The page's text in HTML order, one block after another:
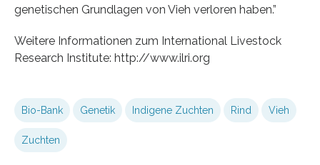
genetischen Grundlagen von Vieh verloren haben.”
Weitere Informationen zum International Livestock
Research Institute: http://www.ilri.org
Bio-Bank Genetik Indigene Zuchten Rind Vieh
Zuchten